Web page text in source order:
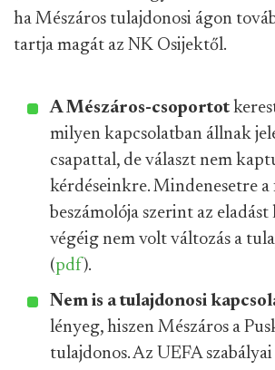
ha Mészáros tulajdonosi ágon
tartja magát az NK Osijektől.
A Mészáros-csoportot
milyen kapcsolatban állnak
csapattal, de választ nem
kérdéseinkre. Mindenesetre
beszámolója szerint az
végéig nem volt változás a
(pdf).
Nem is a tulajdonosi
lényeg, hiszen Mészáros a
tulajdonos. Az UEFA